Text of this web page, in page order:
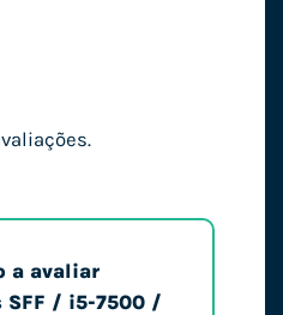
a avaliar
SFF / i5-7500 /